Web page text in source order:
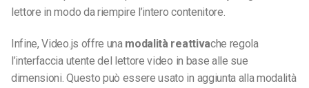
lettore in modo da riempire l’intero contenitore.
Infine, Video.js offre una modalità reattivache regola
l’interfaccia utente del lettore video in base alle sue
dimensioni. Questo può essere usato in aggiunta alla modalità